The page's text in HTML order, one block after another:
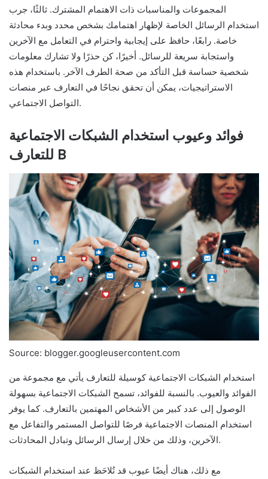
المجموعات والمناسبات ذات الاهتمام المشترك. ثالثًا، جرب
استخدام الرسائل الخاصة لإظهار اهتمامك بشخص محدد وبدء محادثة
خاصة. رابعًا، حافظ على إيجابية واحترام في التعامل مع الآخرين
واستجابة سريعة للرسائل. أخيرًا، كن حذرًا ولا تشارك معلومات
شخصية حساسة قبل التأكد من صحة الطرف الآخر. باستخدام هذه
الاستراتيجيات، يمكن أن تحقق نجاحًا في التعارف عبر منصات
التواصل الاجتماعي.
فوائد وعيوب استخدام الشبكات الاجتماعية
للتعارف B
Source: blogger.googleusercontent.com
استخدام الشبكات الاجتماعية كوسيلة للتعارف يأتي مع مجموعة من
الفوائد والعيوب. بالنسبة للفوائد، تسمح الشبكات الاجتماعية بسهولة
الوصول إلى عدد كبير من الأشخاص المهتمين بالتعارف. كما يوفر
استخدام المنصات الاجتماعية فرصًا للتواصل المستمر والتفاعل مع
الآخرين، وذلك من خلال إرسال الرسائل وتبادل المحادثات.
مع ذلك، هناك أيضًا عيوب قد تُلاحَظ عند استخدام الشبكات